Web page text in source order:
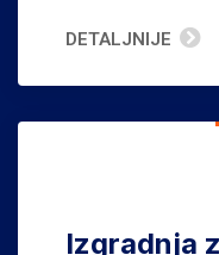
DETALJNIJE
Izgradnja